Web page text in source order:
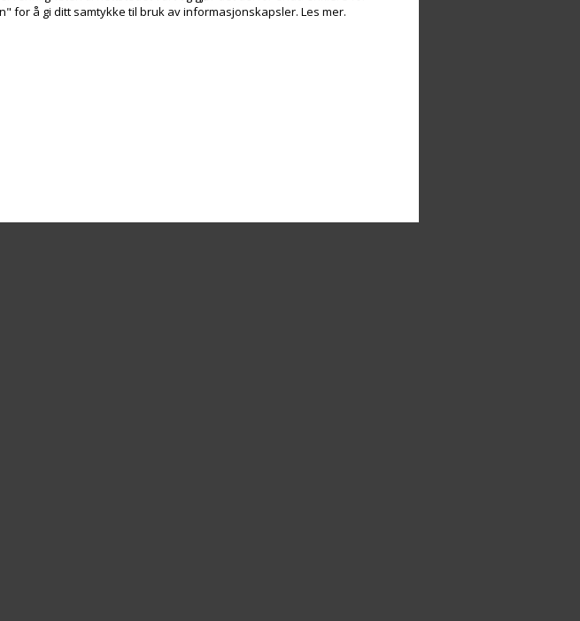
for å gi ditt samtykke til bruk av informasjonskapsler. Les mer.